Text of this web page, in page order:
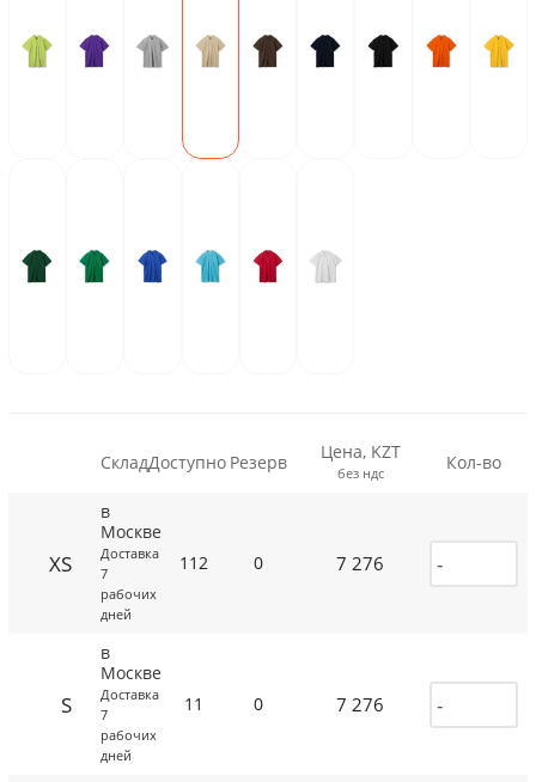
СкладДоступно Резерв Цена, KZT
без ндс Кол-во
XS
в
Москве
Доставка
7
рабочих
дней
112 0 7 276
S
в
Москве
Доставка
7
рабочих
дней
11 0 7 276